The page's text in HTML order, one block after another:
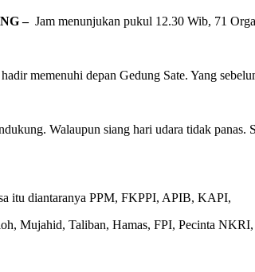
– Jam menunjukan pukul 12.30 Wib, 71
memenuhi depan Gedung Sate. Yang
Walaupun siang hari udara tidak
itu diantaranya PPM, FKPPI, APIB, KAPI,
Mujahid, Taliban, Hamas, FPI, Pecinta